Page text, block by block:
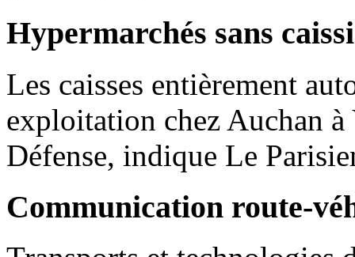
Hypermarchés sans
Les caisses entièrement
exploitation chez Auchan
Défense, indique Le
Communication route-